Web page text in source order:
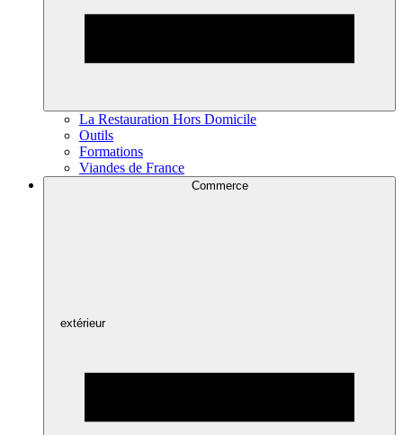
La Restauration Hors Domicile
Outils
Formations
Viandes de France
Commerce
extérieur